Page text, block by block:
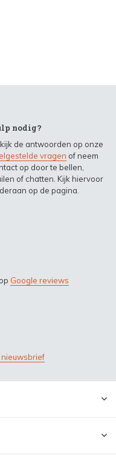
nodig?
de antwoorden op onze
vragen of neem
op door te bellen,
of chatten. Kijk hiervoor
op de pagina.
op Google reviews